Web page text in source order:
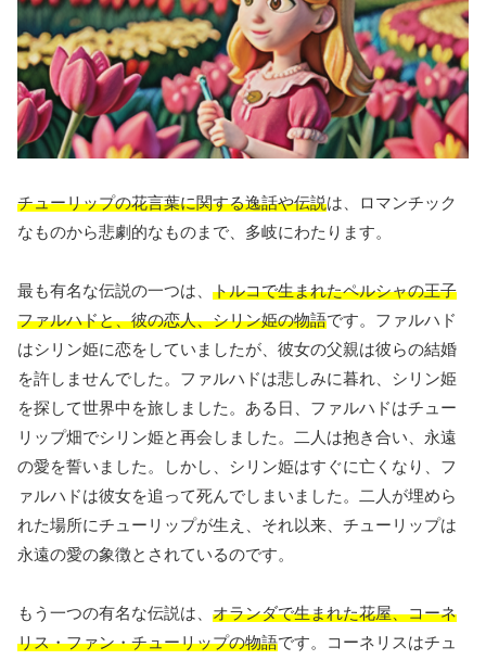
チューリップの花言葉に関する逸話や伝説は、ロマンチック
なものから悲劇的なものまで、多岐にわたります。
最も有名な伝説の一つは、 トルコで生まれたペルシャの王子
ファルハドと、彼の恋人、シリン姫の物語です。ファルハド
はシリン姫に恋をしていましたが、彼女の父親は彼らの結婚
を許しませんでした。ファルハドは悲しみに暮れ、シリン姫
を探して世界中を旅しました。ある日、ファルハドはチュー
リップ畑でシリン姫と再会しました。二人は抱き合い、永遠
の愛を誓いました。しかし、シリン姫はすぐに亡くなり、フ
ァルハドは彼女を追って死んでしまいました。二人が埋めら
れた場所にチューリップが生え、それ以来、チューリップは
永遠の愛の象徴とされているのです。
もう一つの有名な伝説は、 オランダで生まれた花屋、コーネ
リス・ファン・チューリップの物語です。コーネリスはチュ